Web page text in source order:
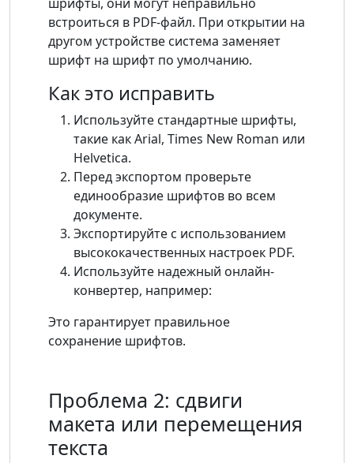
встроиться в PDF-файл. При открытии на
другом устройстве система заменяет
шрифт на шрифт по умолчанию.
Как это исправить
Используйте стандартные шрифты,
такие как Arial, Times New Roman или
Helvetica.
Перед экспортом проверьте
единообразие шрифтов во всем
документе.
Экспортируйте с использованием
высококачественных настроек PDF.
Используйте надежный онлайн-
конвертер, например:
Это гарантирует правильное
сохранение шрифтов.
Проблема 2: сдвиги
макета или перемещения
текста